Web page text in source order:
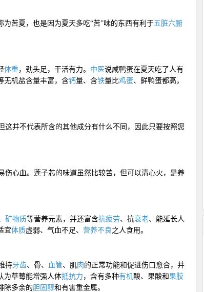
为苦夏，也是因为夏天多吃“苦”味的东西有利于五脏六腑
体重，劲头足，干活有力。 中医说咸鸭蛋在夏天吃了人有
无机盐含量丰富，含钙量、含铁量比鸡蛋、鲜鸭蛋都高，
这并不代表所含的其他成分有什么不同，因此只要按照您
伤心血。莲子芯的味道虽然比较苦，但可以清心火 ，是养
矿物质等营养元素，并还富含抗疲劳、抗衰老、能延长人
宜体质虚弱、 气血不足、 营养不良之人食用。
持牙齿、骨、 血管、肌肉 的正常功能和促进伤口愈合，并
为草莓能增强人体抵抗力 ，含有多种有机酸、果酸和果胶
除多余的胆固醇和有害重金属。